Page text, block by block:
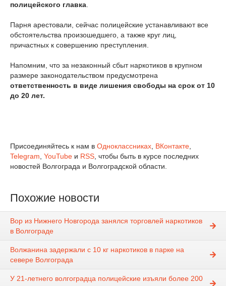
полицейского главка
Парня арестовали, сейчас полицейские устанавливают все
обстоятельства произошедшего, а также круг лиц,
причастных к совершению преступления.
Напомним, что за незаконный сбыт наркотиков в крупном
размере законодательством предусмотрена
ответственность в виде лишения свободы на срок от 10
до 20 лет.
Присоединяйтесь к нам в Одноклассниках ВКонтакте
Telegram YouTube и RSS , чтобы быть в курсе последних
новостей Волгограда и Волгоградской области.
Похожие новости
Вор из Нижнего Новгорода занялся торговлей наркотиков
в Волгограде
Волжанина задержали с 10 кг наркотиков в парке на
севере Волгограда
У 21-летнего волгоградца полицейские изъяли более 200